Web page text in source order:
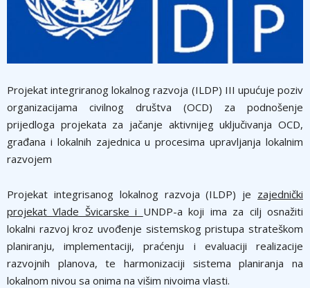
Projekat integriranog lokalnog razvoja (ILDP) III upućuje poziv
organizacijama civilnog društva (OCD) za podnošenje
prijedloga projekata za jačanje aktivnijeg uključivanja OCD,
građana i lokalnih zajednica u procesima upravljanja lokalnim
razvojem
Projekat integrisanog lokalnog razvoja (ILDP) je zajednički
projekat Vlade Švicarske i UNDP-a koji ima za cilj osnažiti
lokalni razvoj kroz uvođenje sistemskog pristupa strateškom
planiranju, implementaciji, praćenju i evaluaciji realizacije
razvojnih planova, te harmonizaciji sistema planiranja na
lokalnom nivou sa onima na višim nivoima vlasti.